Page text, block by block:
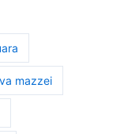
mazzei